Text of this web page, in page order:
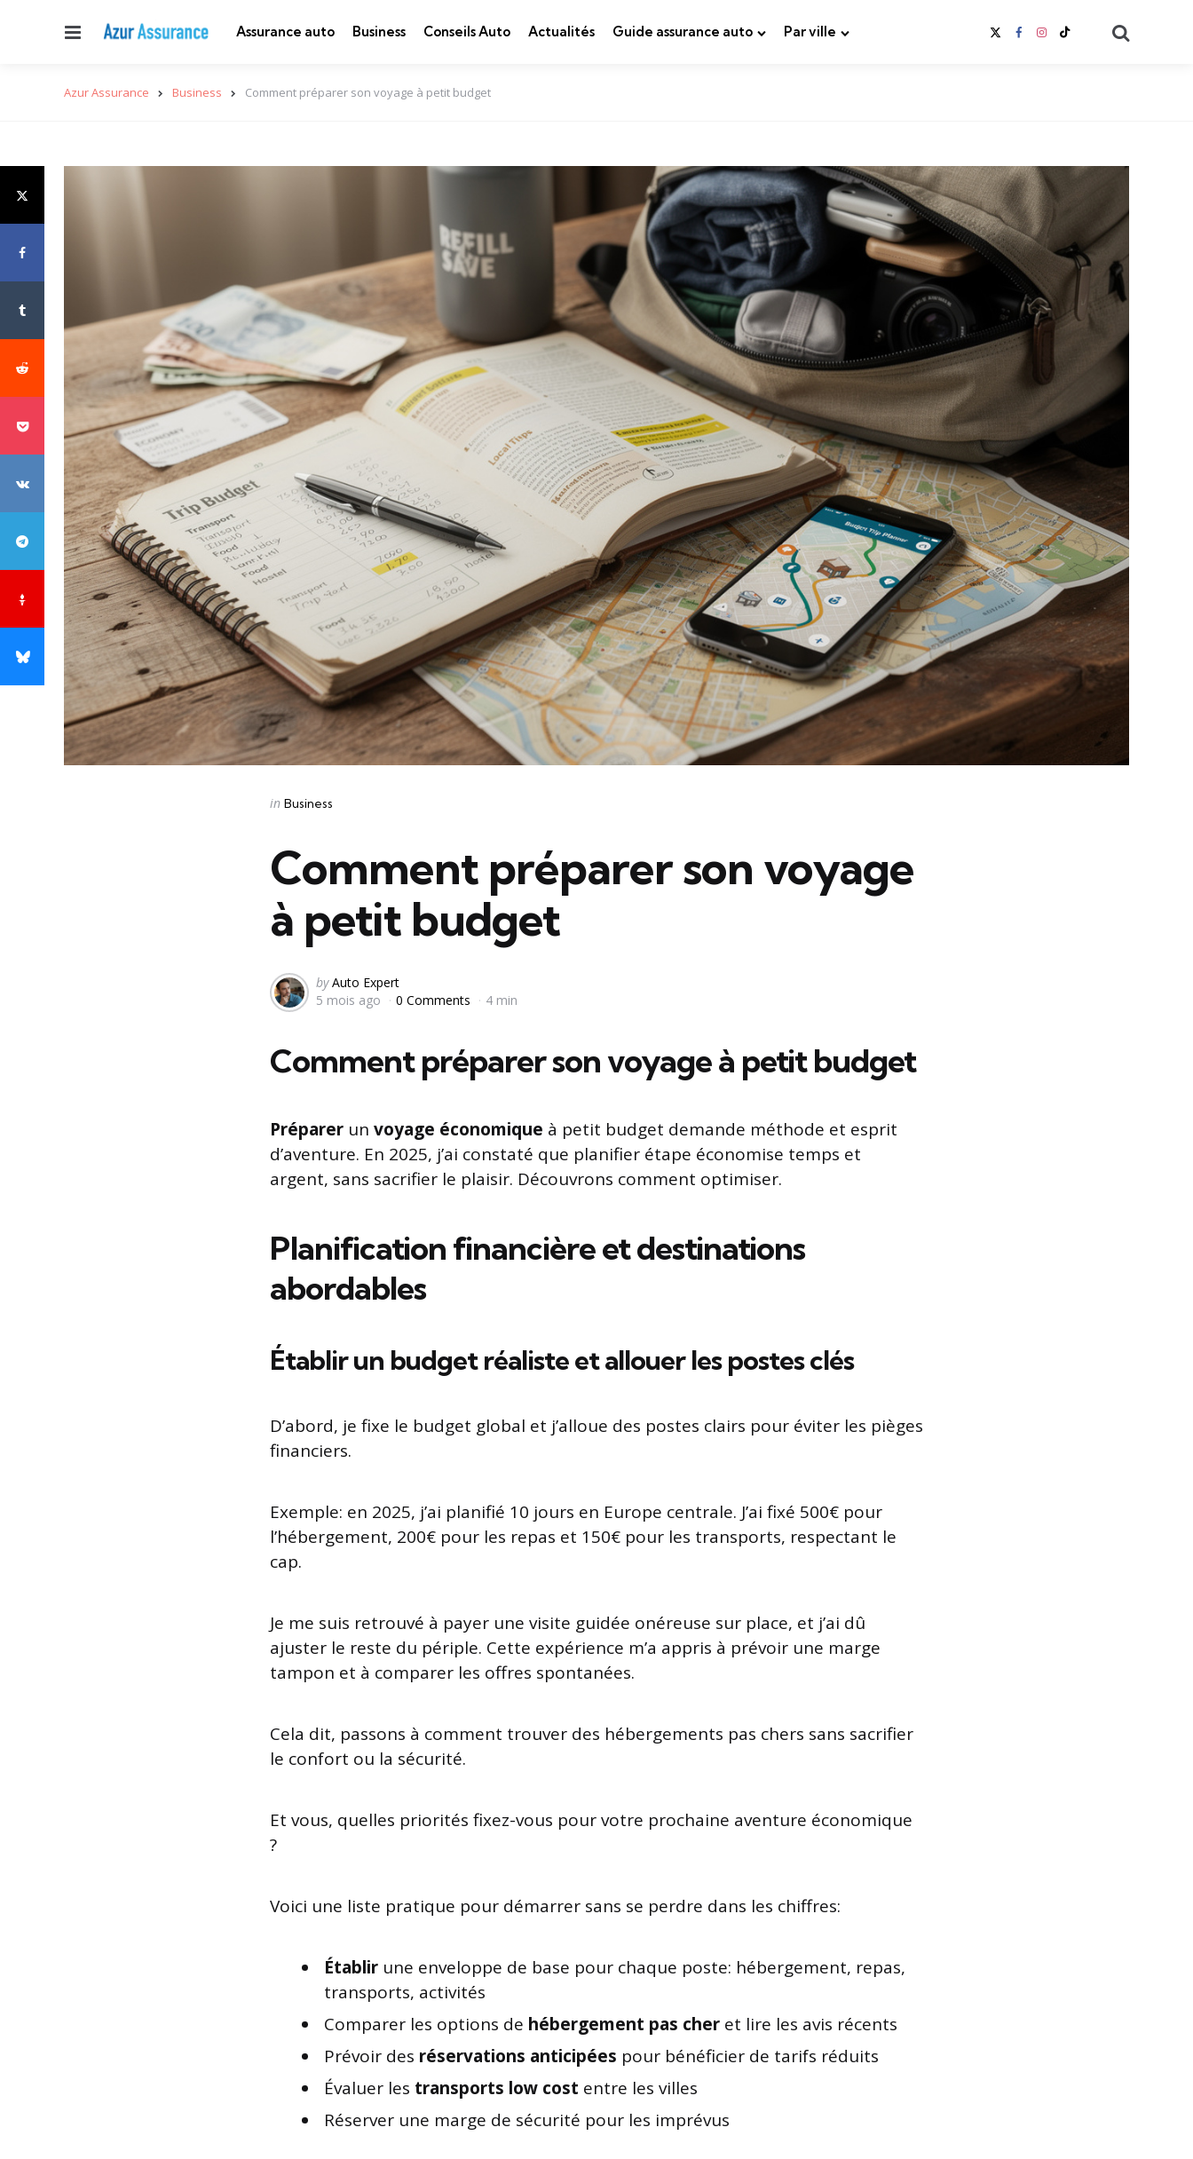
Menu Assurance auto Business Conseils Auto Actualités Guide assurance auto Par ville
Azur Assurance Business Comment préparer son voyage à petit budget
Categories
Posted
in Business
Comment préparer son voyage
à petit budget
Posted
by
by Auto Expert
5 mois ago
0 Comments 4 min
Comment préparer son voyage à petit budget
Préparer un voyage économique à petit budget demande méthode et esprit
d’aventure. En 2025, j’ai constaté que planifier étape économise temps et
argent, sans sacrifier le plaisir. Découvrons comment optimiser.
Planification financière et destinations
abordables
Établir un budget réaliste et allouer les postes clés
D’abord, je fixe le budget global et j’alloue des postes clairs pour éviter les pièges
financiers.
Exemple: en 2025, j’ai planifié 10 jours en Europe centrale. J’ai fixé 500€ pour
l’hébergement, 200€ pour les repas et 150€ pour les transports, respectant le
cap.
Je me suis retrouvé à payer une visite guidée onéreuse sur place, et j’ai dû
ajuster le reste du périple. Cette expérience m’a appris à prévoir une marge
tampon et à comparer les offres spontanées.
Cela dit, passons à comment trouver des hébergements pas chers sans sacrifier
le confort ou la sécurité.
Et vous, quelles priorités fixez-vous pour votre prochaine aventure économique
?
Voici une liste pratique pour démarrer sans se perdre dans les chiffres:
Établir une enveloppe de base pour chaque poste: hébergement, repas,
transports, activités
Comparer les options de hébergement pas cher et lire les avis récents
Prévoir des réservations anticipées pour bénéficier de tarifs réduits
Évaluer les transports low cost entre les villes
Réserver une marge de sécurité pour les imprévus